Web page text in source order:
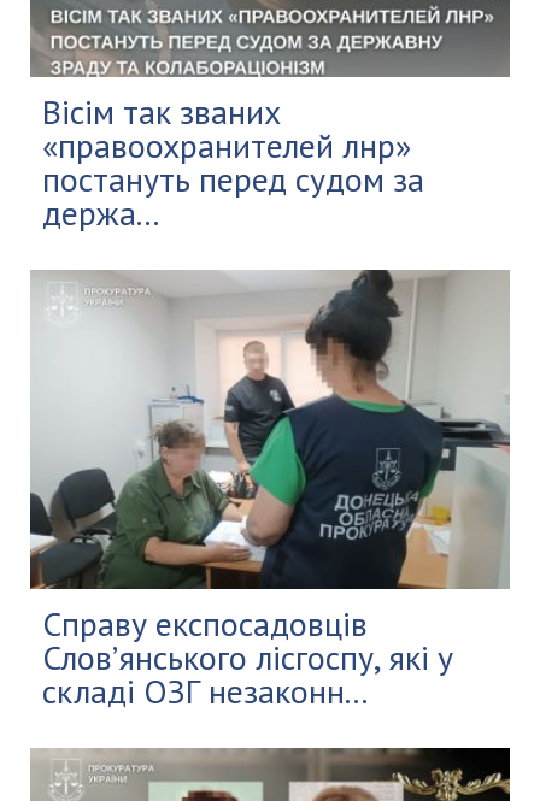
Вісім так званих
«правоохранителей лнр»
постануть перед судом за
держа...
Справу експосадовців
Слов’янського лісгоспу, які у
складі ОЗГ незаконн...